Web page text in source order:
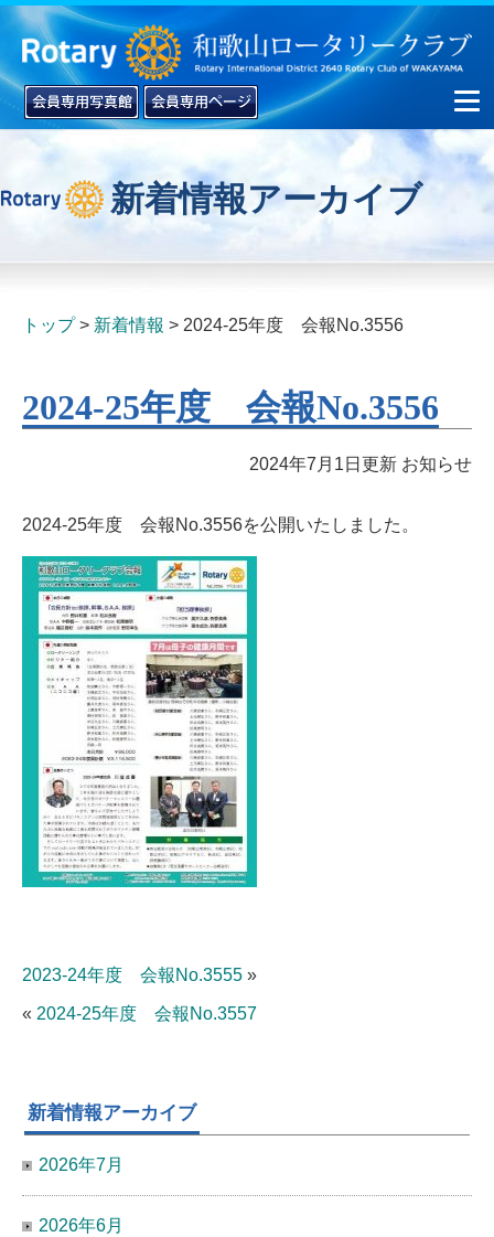
新着情報アーカイブ
トップ 新着情報 2024-25年度 会報No.3556
2024-25年度 会報No.3556
2024年7月1日更新 お知らせ
2024-25年度 会報No.3556を公開いたしました。
2023-24年度 会報No.3555 »
« 2024-25年度 会報No.3557
新着情報アーカイブ
2026年7月
2026年6月